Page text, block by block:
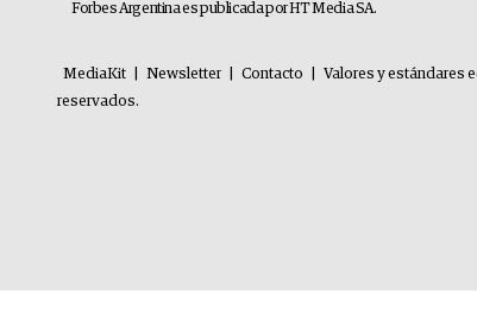
Forbes Argentina es publicada por HT Media SA.
MediaKit Newsletter Contacto Valores y estándares
reservados.